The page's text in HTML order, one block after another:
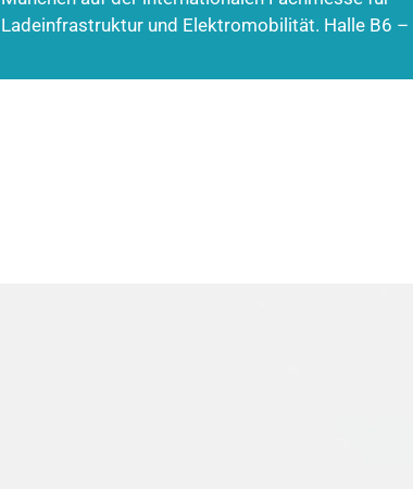
Ladeinfrastruktur und Elektromobilität. Halle B6 –